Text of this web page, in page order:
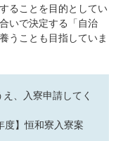
ることを目的としてい
いで決定する「自治
うことも目指していま
、入寮申請してく
度】恒和寮入寮案